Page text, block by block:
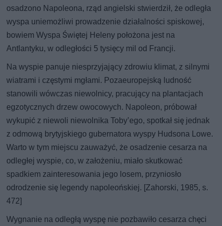
osadzono Napoleona, rząd angielski stwierdził, że odległa
wyspa uniemożliwi prowadzenie działalności spiskowej,
bowiem Wyspa Świętej Heleny położona jest na
Antlantyku, w odległości 5 tysięcy mil od Francji.
Na wyspie panuje niesprzyjający zdrowiu klimat, z silnymi
wiatrami i częstymi mgłami. Pozaeuropejską ludność
stanowili wówczas niewolnicy, pracujący na plantacjach
egzotycznych drzew owocowych. Napoleon, próbował
wykupić z niewoli niewolnika Toby’ego, spotkał się jednak
z odmową brytyjskiego gubernatora wyspy Hudsona Lowe.
Warto w tym miejscu zauważyć, że osadzenie cesarza na
odległej wyspie, co, w założeniu, miało skutkować
spadkiem zainteresowania jego losem, przyniosło
odrodzenie się legendy napoleońskiej. [Zahorski, 1985, s.
472]
Wygnanie na odległą wyspę nie pozbawiło cesarza chęci